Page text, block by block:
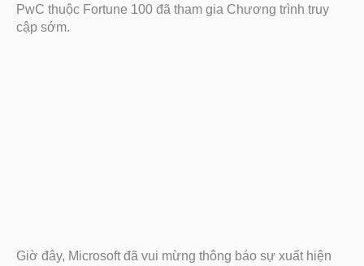
PwC thuộc Fortune 100 đã tham gia Chương trình truy
cập sớm.
Giờ đây, Microsoft đã vui mừng thông báo sự xuất hiện